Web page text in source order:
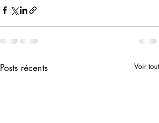
Posts récents Voir tout